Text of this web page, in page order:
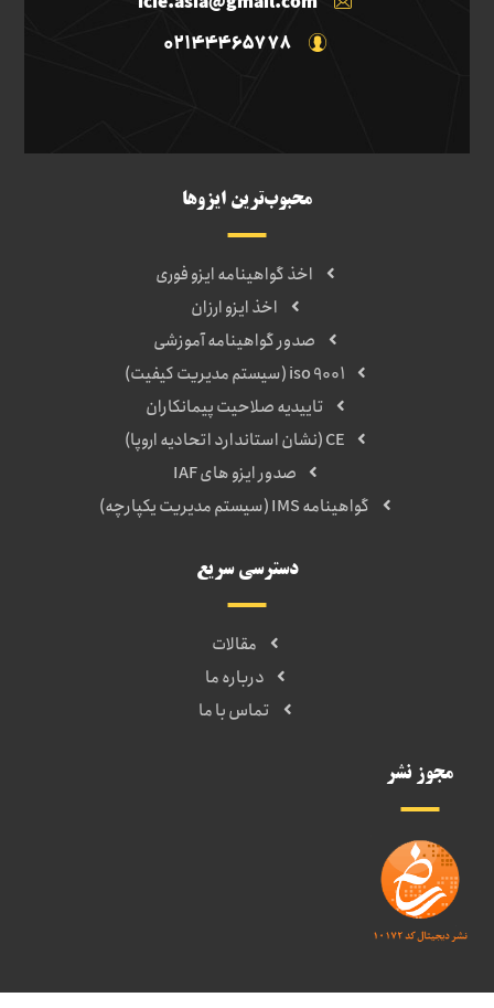
02144465778
محبوب‌ترین ایزوها
اخذ گواهینامه ایزو فوری
اخذ ایزو ارزان
صدور گواهینامه آموزشی
iso 9001 (سیستم مدیریت کیفیت)
تاییدیه صلاحیت پیمانکاران
CE (نشان استاندارد اتحادیه اروپا)
صدور ایزو های IAF
گواهینامه IMS (سیستم مدیریت یکپارچه)
دسترسی سریع
مقالات
درباره ما
تماس با ما
مجوز نشر